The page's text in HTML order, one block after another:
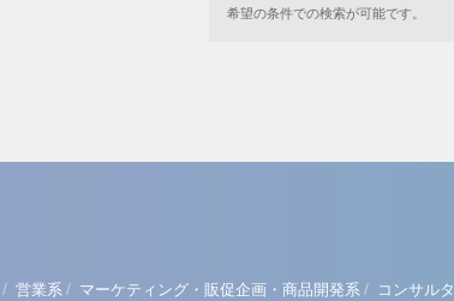
希望の条件での検索が可能です。
/ 営業系 / マーケティング・販促企画・商品開発系 / コンサルタ